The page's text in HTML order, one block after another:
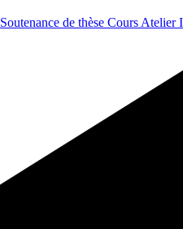
Soutenance de thèse Cours Atelier